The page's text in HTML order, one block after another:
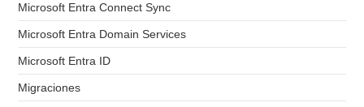
Microsoft Entra Connect Sync
Microsoft Entra Domain Services
Microsoft Entra ID
Migraciones